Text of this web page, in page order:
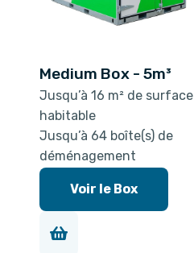
Medium Box - 5m³
Jusqu’à 16 m² de surface
habitable
Jusqu’à 64 boîte(s) de
déménagement
Voir le Box